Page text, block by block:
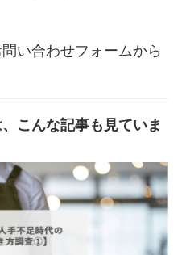
い合わせフォームから
こんな記事も見ていま